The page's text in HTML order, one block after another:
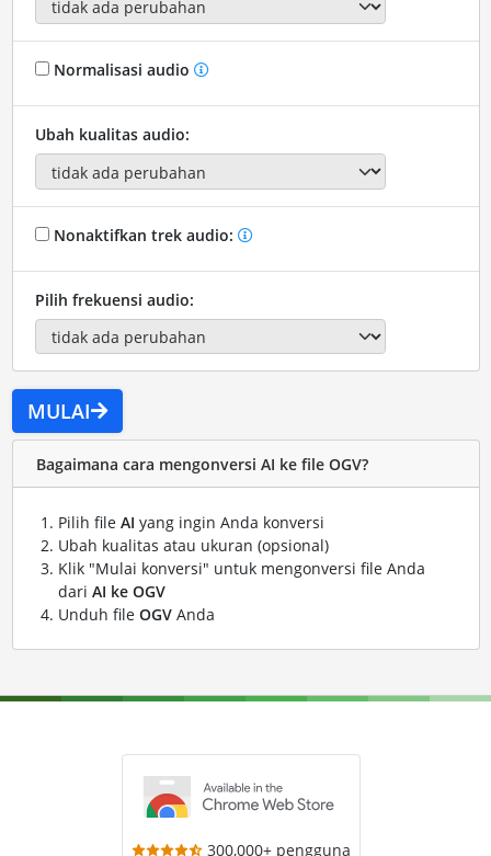
Normalisasi audio
Ubah kualitas audio:
Nonaktifkan trek audio:
Pilih frekuensi audio:
MULAI
Bagaimana cara mengonversi AI ke file OGV?
Pilih file AI yang ingin Anda konversi
Ubah kualitas atau ukuran (opsional)
Klik "Mulai konversi" untuk mengonversi file Anda
dari AI ke OGV
Unduh file OGVAnda
300,000+ pengguna